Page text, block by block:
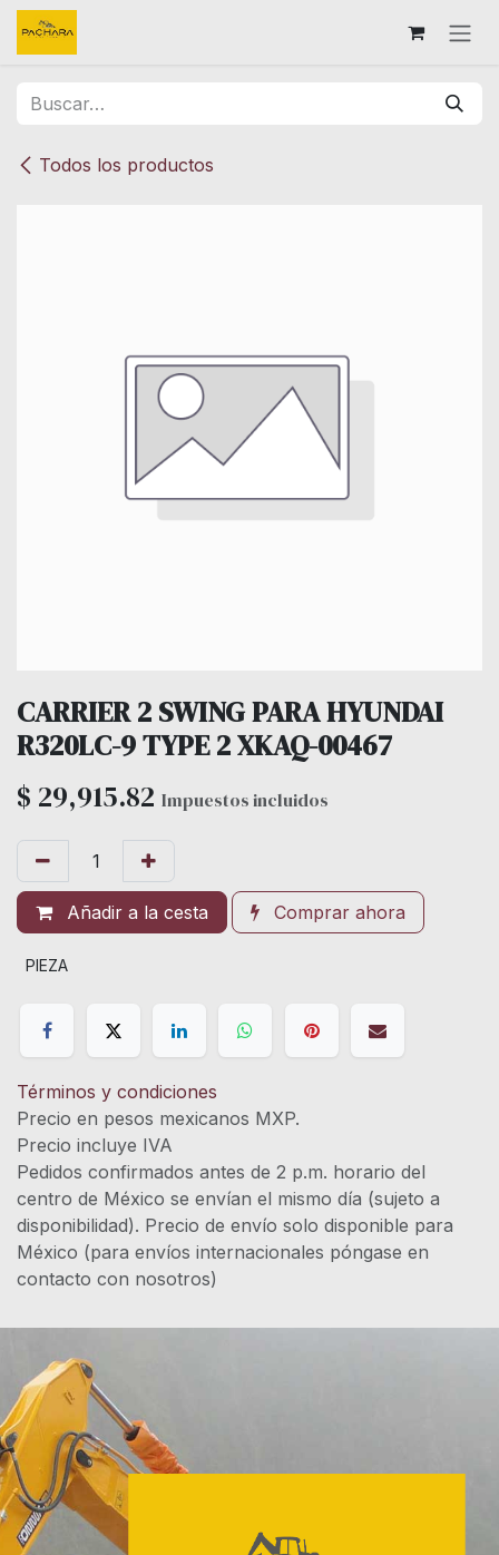
Ir al contenido
Todos los productos
CARRIER 2 SWING PARA HYUNDAI
R320LC-9 TYPE 2 XKAQ-00467
$ 29,915.82 Impuestos incluidos
Añadir a la cesta Comprar ahora
PIEZA
Términos y condiciones
Precio en pesos mexicanos MXP.
Precio incluye IVA
Pedidos confirmados antes de 2 p.m. horario del
centro de México se envían el mismo día (sujeto a
disponibilidad). Precio de envío solo disponible para
México (para envíos internacionales póngase en
contacto con nosotros)